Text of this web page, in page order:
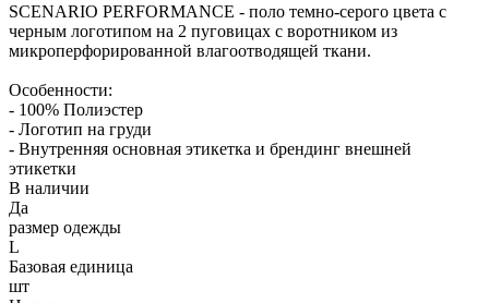
SCENARIO PERFORMANCE - поло темно-серого цвета с
черным логотипом на 2 пуговицах с воротником из
микроперфорированной влагоотводящей ткани.
Особенности:
- 100% Полиэстер
- Логотип на груди
- Внутренняя основная этикетка и брендинг внешней
этикетки
В наличии
Да
размер одежды
L
Базовая единица
шт